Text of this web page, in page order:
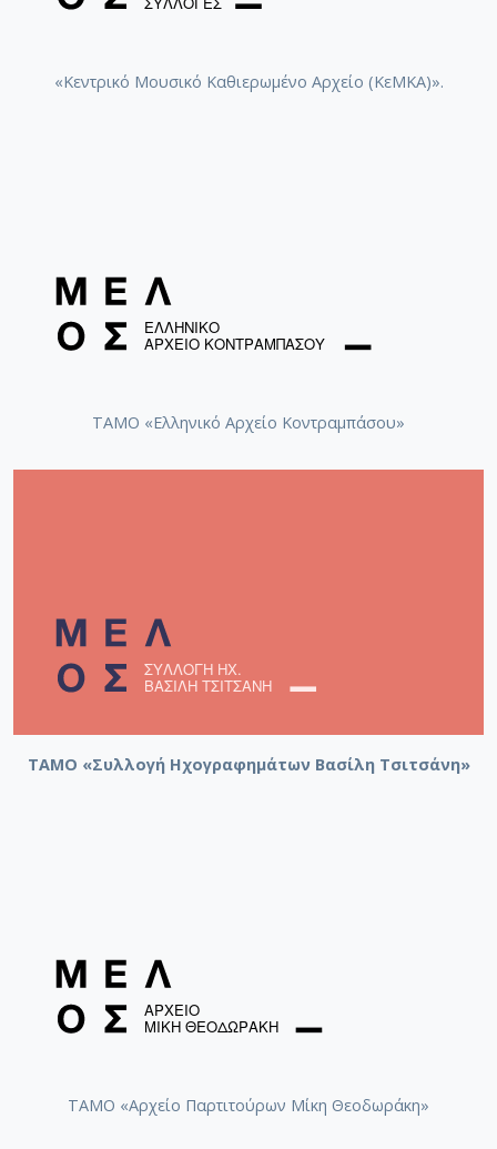
«Κεντρικό Μουσικό Καθιερωμένο Αρχείο (ΚεΜΚΑ)».
ΤΑΜΟ «Ελληνικό Αρχείο Κοντραμπάσου»
ΤΑΜΟ «Συλλογή Ηχογραφημάτων Βασίλη Τσιτσάνη»
ΤΑΜΟ «Αρχείο Παρτιτούρων Μίκη Θεοδωράκη»